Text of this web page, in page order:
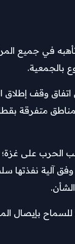
في جميع
2 مارس 2025 بعد انتهاء المرحلة الأولى من
بقصف جوي عنيف يوم 18 مارس 2025 وأعادت التوغل
الحرب على
إدخال المعدات الثقيلة اللازمة لإزالة الركام وإعادة الإعمار إلى قطاع غزة..وتم استئناف
بمناطق في قطاع غزة للسماح